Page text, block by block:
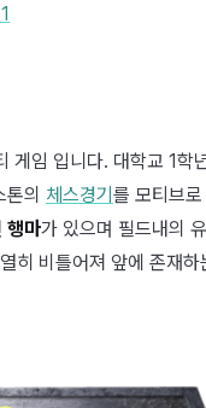
게임 입니다. 대학교 1학
의 체스경기 를 모티브로
행마가 있으며 필드내의
히 비틀어져 앞에 존재하